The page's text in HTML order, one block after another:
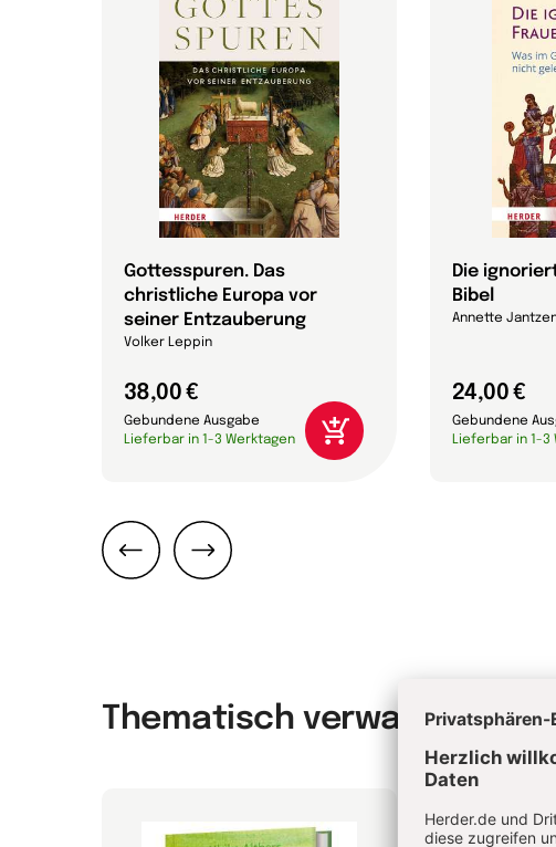
Gottesspuren. Das
christliche Europa vor
seiner Entzauberung
Volker Leppin
38,00 €
Gebundene Ausgabe
Lieferbar in 1-3 Werktagen
Die
Bibel
Annette
24,00 €
Gebundene
Lieferbar in 1-3
Thematisch verwandt